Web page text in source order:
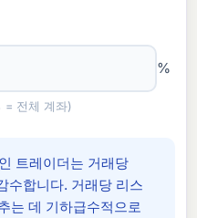
%
= 전체 계좌)
트레이더는 거래당
수합니다. 거래당 리스
는 데 기하급수적으로